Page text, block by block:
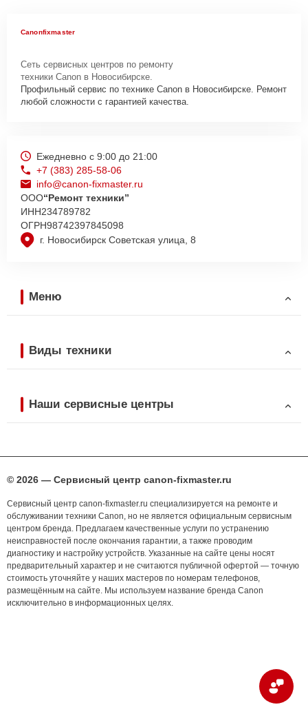
Canonfixmaster
Сеть сервисных центров по ремонту
техники Canon в Новосибирске.
Профильный сервис по технике Canon в Новосибирске. Ремонт
любой сложности с гарантией качества.
г. Новосибирск Советская улица, 8
Ежедневно с 9:00 до 21:00
+7 (383) 285-58-06
info@canon-fixmaster.ru
ООО“Ремонт техники”
ИНН234789782
ОГРН98742397845098
Меню
Виды техники
Наши сервисные центры
© 2026 — Сервисный центр canon-fixmaster.ru
Сервисный центр canon-fixmaster.ru специализируется на ремонте и
обслуживании техники Canon, но не является официальным сервисным
центром бренда. Предлагаем качественные услуги по устранению
неисправностей после окончания гарантии, а также проводим
диагностику и настройку устройств. Указанные на сайте цены носят
предварительный характер и не считаются публичной офертой — точную
стоимость уточняйте у наших мастеров по номерам телефонов,
размещённым на сайте. Мы используем название бренда Canon
исключительно в информационных целях.